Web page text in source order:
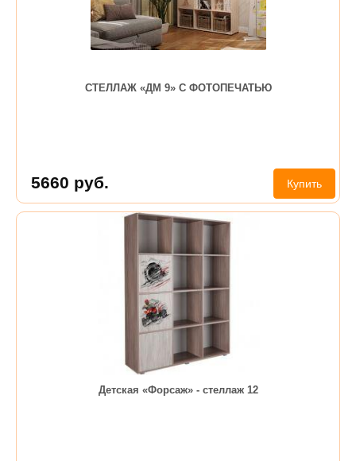
СТЕЛЛАЖ «ДМ 9» С ФОТОПЕЧАТЬЮ
5660 руб. Купить
Детская «Форсаж» - стеллаж 12